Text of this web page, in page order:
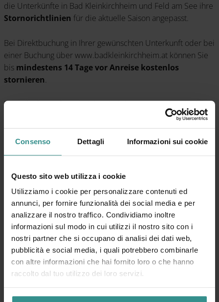
Consenso Dettagli Informazioni sui cookie
Questo sito web utilizza i cookie
Utilizziamo i cookie per personalizzare contenuti ed
annunci, per fornire funzionalità dei social media e per
analizzare il nostro traffico. Condividiamo inoltre
informazioni sul modo in cui utilizzi il nostro sito con i
nostri partner che si occupano di analisi dei dati web,
pubblicità e social media, i quali potrebbero combinarle
con altre informazioni che hai fornito loro o che hanno
raccolto dal tuo utilizzo dei loro servizi.
die Unterkünfte in Bad Kleinkirchheim und Feld am See ihre
Stornorichtlinien für die aktuelle Saison angepasst.
Bei Direktbuchung in Ihrer gewünschten Unterkunft oder bei
einer Buchung über www.badkleinkirchheim.at können Sie
bis mindestens 14 Tage vor Anreise kostenlos
stornieren.
Die teilnehmenden Betriebe sind dementsprechend mit
dem grünen “FLEXI STORNO”-Button gekennzeichnet. Somit
steht Ihrer flexiblen Buchung für den perfekten Urlaub im
Erlebnisraum Bad Kleinkirchheim nichts mehr im Wege.